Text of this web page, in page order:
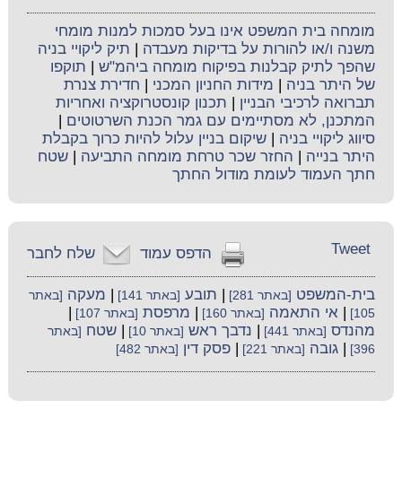
מומחה בית המשפט אינו בעל סמכות למנות מומחי
משנה ו/או להורות על בדיקות מעבדה
תיק ליקויי בניה
שהפך לתיק קבלנות בפיקוח מומחה ביהמ"ש
תוקפו
של היתר בניה
מידות החניון המכני
חדירת צנרת
תברואה לרכיבי הבניין
תכנון קונסטרוקציה ואחריות
המתכנן, לא מסתיימים עם גמר הכנת השרטוטים
סיווג ליקויי בניה |שיקום בניין עלול להיות כרוך בקבלת
היתר בנייה
החזר שכר טרחת מומחה התביעה |שטח
חתך העמוד לעומת מודול החתך
שלח לחבר הדפס עמוד Tweet
בית-המשפט [באתר 281] תובע [באתר 141] מעקה [באתר
105]
|אי התאמה [באתר 160] מרפסת [באתר 107]
מהנדס [באתר 441] נדבך ראש [באתר 10] |שטח [באתר
396]
|גובה [באתר 221] |פסק דין [באתר 482]